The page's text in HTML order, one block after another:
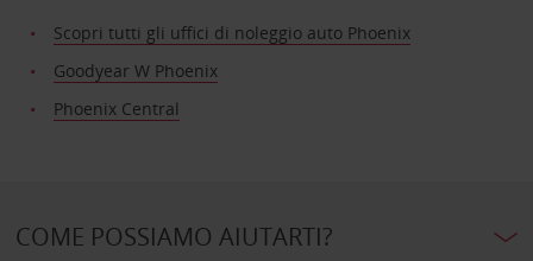
Scopri tutti gli uffici di noleggio auto Phoenix
Goodyear W Phoenix
Phoenix Central
COME POSSIAMO AIUTARTI?